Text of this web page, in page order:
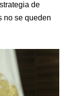
de
no se queden